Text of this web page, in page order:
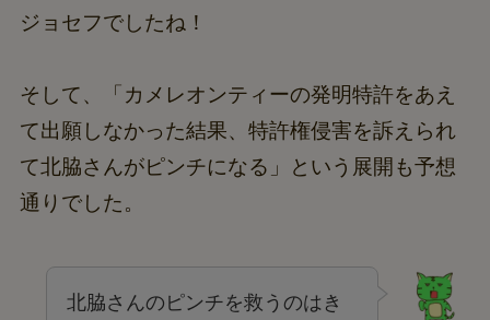
ジョセフでしたね！
そして、「カメレオンティーの発明特許をあえ
て出願しなかった結果、特許権侵害を訴えられ
て北脇さんがピンチになる」という展開も予想
通りでした。
北脇さんのピンチを救うのはき